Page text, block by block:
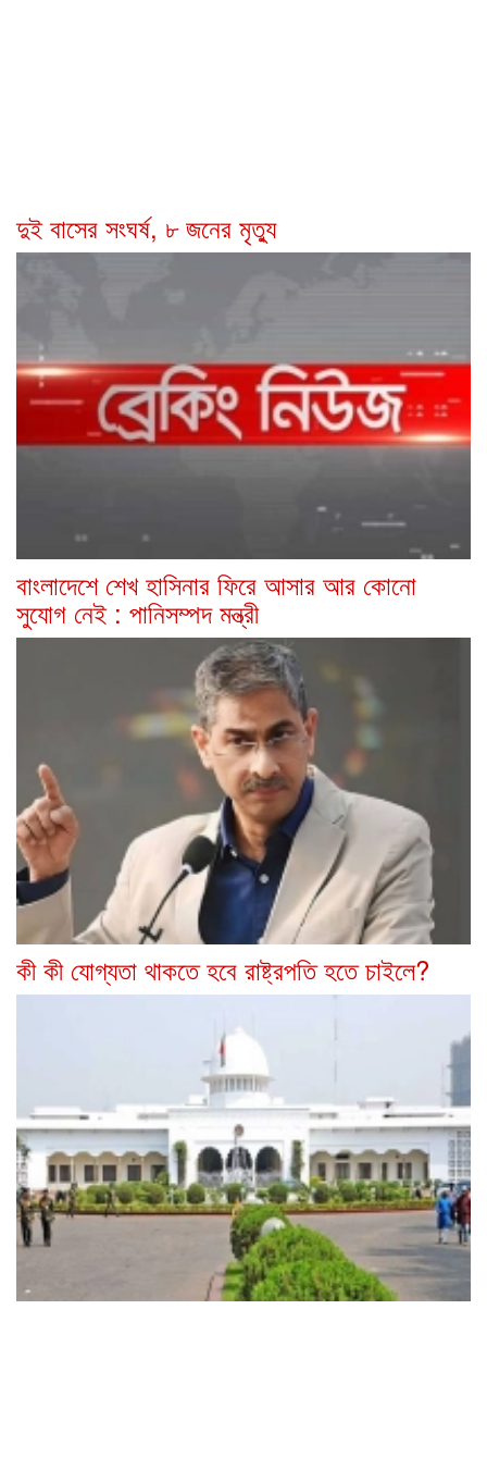
দুই বাসের সংঘর্ষ, ৮ জনের মৃত্যু
বাংলাদেশে শেখ হাসিনার ফিরে আসার আর কোনো
সুযোগ নেই : পানিসম্পদ মন্ত্রী
কী কী যোগ্যতা থাকতে হবে রাষ্ট্রপতি হতে চাইলে?